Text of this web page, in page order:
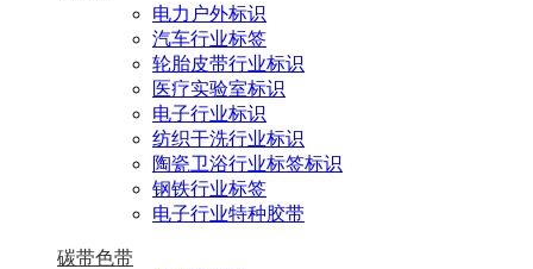
电力户外标识
汽车行业标签
轮胎皮带行业标识
医疗实验室标识
电子行业标识
纺织干洗行业标识
陶瓷卫浴行业标签标识
钢铁行业标签
电子行业特种胶带
碳带色带